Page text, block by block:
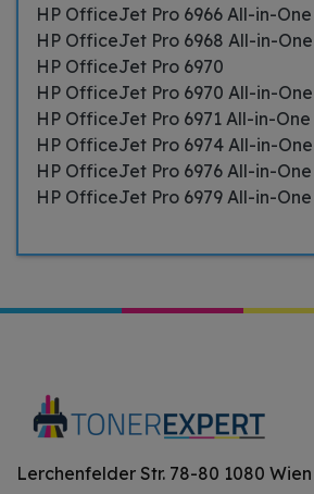
HP OfficeJet Pro 6966 All-in-One
HP OfficeJet Pro 6968 All-in-One
HP OfficeJet Pro 6970
HP OfficeJet Pro 6970 All-in-One
HP OfficeJet Pro 6971 All-in-One
HP OfficeJet Pro 6974 All-in-One
HP OfficeJet Pro 6976 All-in-One
HP OfficeJet Pro 6979 All-in-One
Lerchenfelder Str. 78-80 1080 Wien